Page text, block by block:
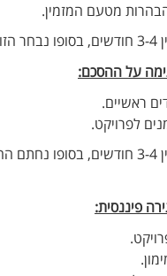
מטעם המזמין.
על ההסכם:
ראשיים.
לפרויקט.
שלב זה נמשך בין 3-4 חודשים,
פיננסית: